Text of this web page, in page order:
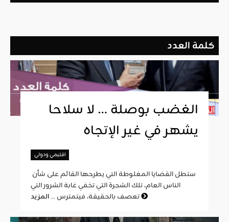
كلمة العدد
الغضب بوصلة … لا سلاحا
يشهر في غير الإتجاه
اقليمي ودولي
الناس العام، تلك الشجرة التي تخفي غابة الشرور التي
تعصف بالحقيقة، فيتمترس ...